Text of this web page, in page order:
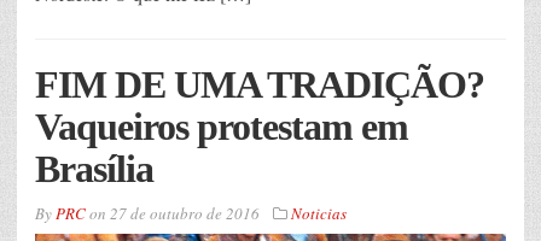
FIM DE UMA TRADIÇÃO?
Vaqueiros protestam em
Brasília
By PRCon 27 de outubro de 2016 Noticias